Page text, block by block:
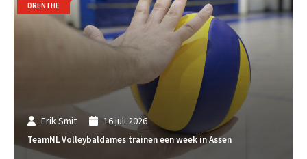
Erik Smit 16 juli 2026
TeamNL Volleybaldames trainen een week in Assen
DRENTHE